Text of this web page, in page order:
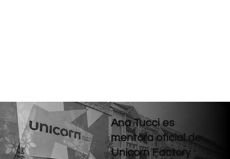
Ana Tucci es
mentora oficial de
Unicorn Factory